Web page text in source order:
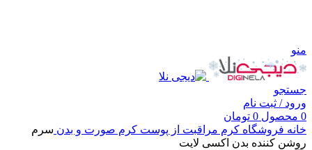
منو
جستجو
ورود / ثبت نام
0 محصول 0 تومان
خانه فروشگاه کرم مراقبت از پوست کرم صورت و بدن سرم
روشن کننده بدن اکسی لایت